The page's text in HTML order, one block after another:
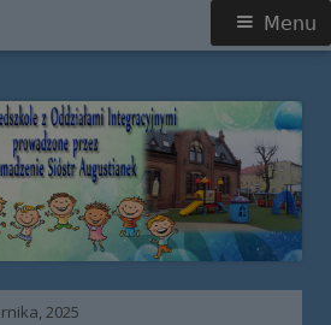
z Oddziałami
prowadzone przez
Sióstr Augustianek
Menu
2025